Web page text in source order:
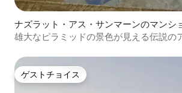
ナズラット・アス・サンマーンのマンシ
アパート
雄大なピラミッドの景色が見える伝説の
ゲストチョイス
ゲストチョイス